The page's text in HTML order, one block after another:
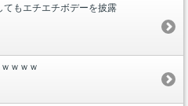
てもエチエチボデーを披露
ｗｗｗ